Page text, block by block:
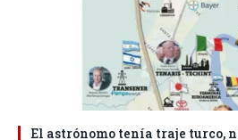
El astrónomo tenía traje turco,